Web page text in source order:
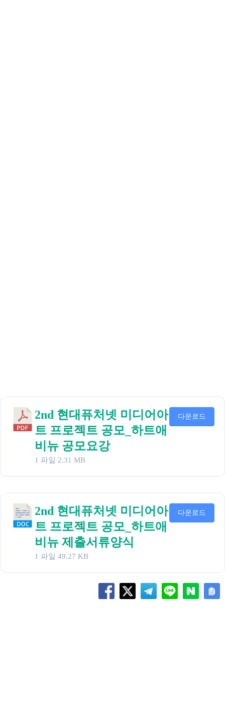
2nd 현대퓨처넷 미디어아
트 프로젝트 공모_하트애
비뉴 공모요강
1 파일 2.31 MB
다운로드
2nd 현대퓨처넷 미디어아
트 프로젝트 공모_하트애
비뉴 제출서류양식
1 파일 49.27 KB
다운로드